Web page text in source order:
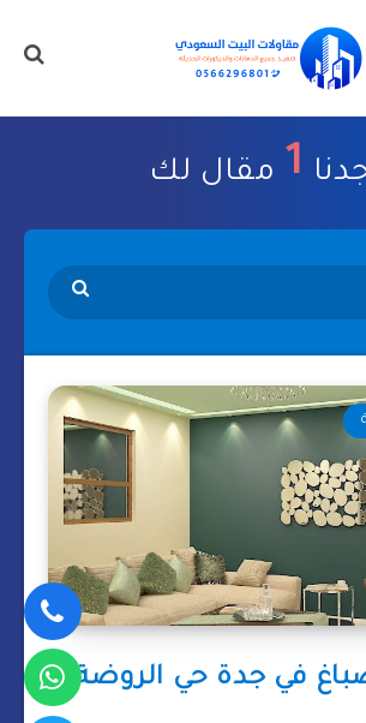
1 مقال لك
في جدة حي الروضة